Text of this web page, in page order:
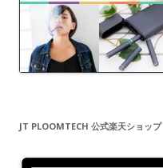
JT PLOOMTECH 公式楽天ショップ